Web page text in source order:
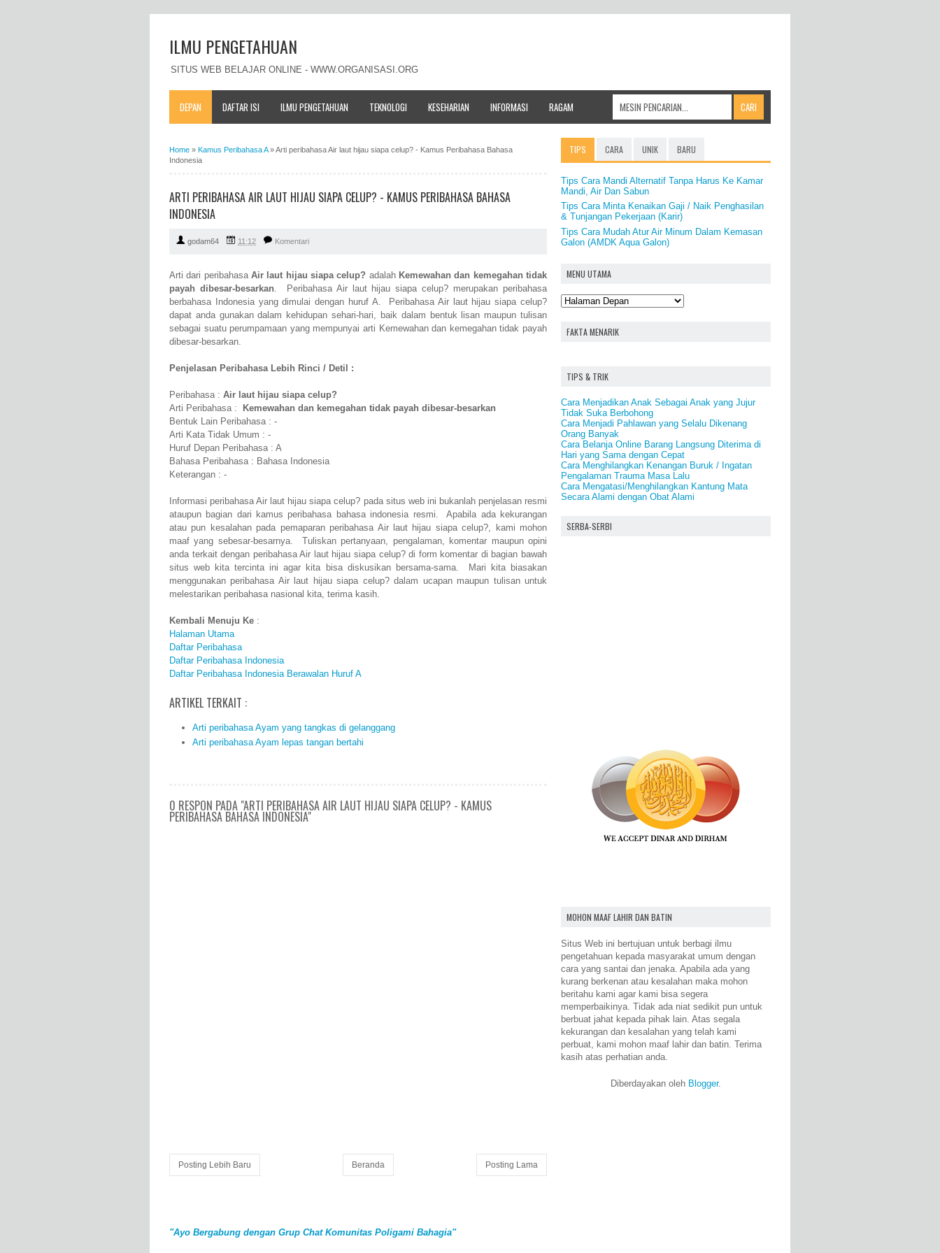
ILMU PENGETAHUAN
SITUS WEB BELAJAR ONLINE - WWW.ORGANISASI.ORG
DEPAN DAFTAR ISI ILMU PENGETAHUAN TEKNOLOGI KESEHARIAN INFORMASI RAGAM
Home » Kamus Peribahasa A»Arti peribahasa Air laut hijau siapa celup? - Kamus Peribahasa Bahasa
Indonesia
ARTI PERIBAHASA AIR LAUT HIJAU SIAPA CELUP? - KAMUS PERIBAHASA BAHASA
INDONESIA
godam64 11:12 Komentari
Arti dari peribahasa Air laut hijau siapa celup? adalah Kemewahan dan kemegahan tidak
payah dibesar-besarkan. Peribahasa Air laut hijau siapa celup? merupakan peribahasa
berbahasa Indonesia yang dimulai dengan huruf A. Peribahasa Air laut hijau siapa celup?
dapat anda gunakan dalam kehidupan sehari-hari, baik dalam bentuk lisan maupun tulisan
sebagai suatu perumpamaan yang mempunyai arti Kemewahan dan kemegahan tidak payah
dibesar-besarkan.
Penjelasan Peribahasa Lebih Rinci / Detil :
Peribahasa : Air laut hijau siapa celup?
Arti Peribahasa :
Kemewahan dan kemegahan tidak payah dibesar-besarkan
Bentuk Lain Peribahasa : -
Arti Kata Tidak Umum : -
Huruf Depan Peribahasa : A
Bahasa Peribahasa : Bahasa Indonesia
Keterangan : -
Informasi peribahasa Air laut hijau siapa celup? pada situs web ini bukanlah penjelasan resmi
ataupun bagian dari kamus peribahasa bahasa indonesia resmi. Apabila ada kekurangan
atau pun kesalahan pada pemaparan peribahasa Air laut hijau siapa celup?, kami mohon
maaf yang sebesar-besarnya. Tuliskan pertanyaan, pengalaman, komentar maupun opini
anda terkait dengan peribahasa Air laut hijau siapa celup? di form komentar di bagian bawah
situs web kita tercinta ini agar kita bisa diskusikan bersama-sama. Mari kita biasakan
menggunakan peribahasa Air laut hijau siapa celup? dalam ucapan maupun tulisan untuk
melestarikan peribahasa nasional kita, terima kasih.
Kembali Menuju Ke :
Halaman Utama
Daftar Peribahasa
Daftar Peribahasa Indonesia
Daftar Peribahasa Indonesia Berawalan Huruf A
ARTIKEL TERKAIT :
Arti peribahasa Ayam yang tangkas di gelanggang
Arti peribahasa Ayam lepas tangan bertahi
0 RESPON PADA "ARTI PERIBAHASA AIR LAUT HIJAU SIAPA CELUP? - KAMUS
PERIBAHASA BAHASA INDONESIA"
Posting Lebih Baru Posting Lama
Beranda
"Ayo Bergabung dengan Grup Chat Komunitas Poligami Bahagia"
TIPS CARA UNIK BARU
Tips Cara Mandi Alternatif Tanpa Harus Ke Kamar
Mandi, Air Dan Sabun
Tips Cara Minta Kenaikan Gaji / Naik Penghasilan
& Tunjangan Pekerjaan (Karir)
Tips Cara Mudah Atur Air Minum Dalam Kemasan
Galon (AMDK Aqua Galon)
MENU UTAMA
FAKTA MENARIK
TIPS & TRIK
Cara Menjadikan Anak Sebagai Anak yang Jujur
Tidak Suka Berbohong
Cara Menjadi Pahlawan yang Selalu Dikenang
Orang Banyak
Cara Belanja Online Barang Langsung Diterima di
Hari yang Sama dengan Cepat
Cara Menghilangkan Kenangan Buruk / Ingatan
Pengalaman Trauma Masa Lalu
Cara Mengatasi/Menghilangkan Kantung Mata
Secara Alami dengan Obat Alami
SERBA-SERBI
MOHON MAAF LAHIR DAN BATIN
Situs Web ini bertujuan untuk berbagi ilmu
pengetahuan kepada masyarakat umum dengan
cara yang santai dan jenaka. Apabila ada yang
kurang berkenan atau kesalahan maka mohon
beritahu kami agar kami bisa segera
memperbaikinya. Tidak ada niat sedikit pun untuk
berbuat jahat kepada pihak lain. Atas segala
kekurangan dan kesalahan yang telah kami
perbuat, kami mohon maaf lahir dan batin. Terima
kasih atas perhatian anda.
Diberdayakan oleh Blogger.